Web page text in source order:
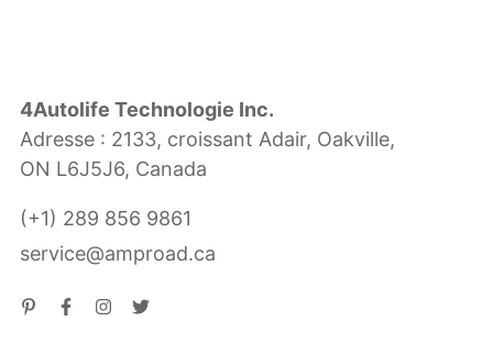
4Autolife Technologie Inc.
Adresse : 2133, croissant Adair, Oakville,
ON L6J5J6, Canada
(+1) 289 856 9861
service@amproad.ca